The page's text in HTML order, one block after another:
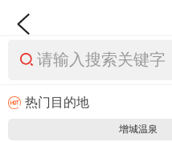
请输入搜索关键字
热门目的地
增城温泉